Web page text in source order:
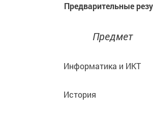
Предварительные
Предмет
Информатика и ИКТ
История